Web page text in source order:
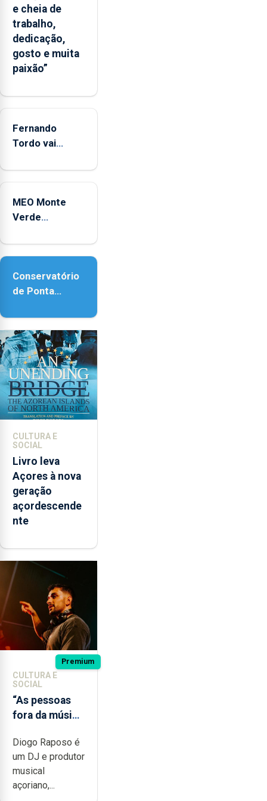
“decréscimo
significativo”
da
CPUE
entre
2022
e cheia de
trabalho,
dedicação,
gosto e muita
paixão”
Fernando
Tordo vai
anos de
Coliseu
Micaelense
MEO Monte
Verde
reforço da
Conservatório
de Ponta
contar com
novos
instrumentos
CULTURA E
SOCIAL
Livro leva
Açores à nova
geração
açordescende
nte
Premium
CULTURA E
SOCIAL
“As pessoas
fora da música
noção do quão
difícil é
produzir uma
música”
Diogo Raposo é
um DJ e produtor
musical
açoriano,...